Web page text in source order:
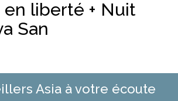
en liberté + Nuit
San
Asia à votre écoute